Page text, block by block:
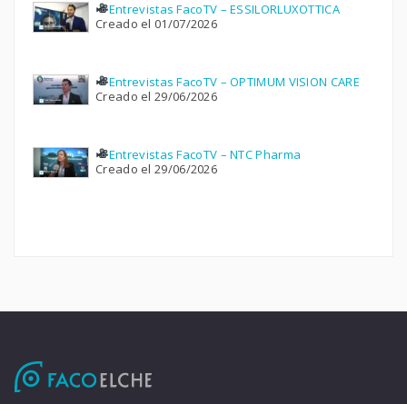
Entrevistas FacoTV – ESSILORLUXOTTICA
Creado el 01/07/2026
Entrevistas FacoTV – OPTIMUM VISION CARE
Creado el 29/06/2026
Entrevistas FacoTV – NTC Pharma
Creado el 29/06/2026